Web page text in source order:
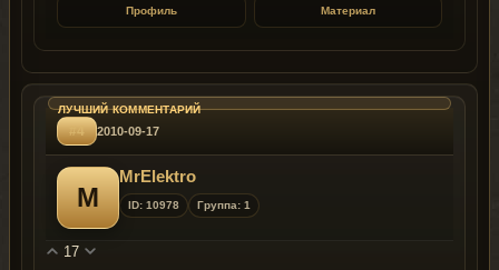
Профиль Материал
#4 2010-09-17
M
MrElektro
ID: 10978 Группа: 1
17